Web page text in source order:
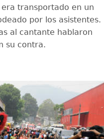
transportado en un
por los asistentes.
al cantante hablaron
su contra.